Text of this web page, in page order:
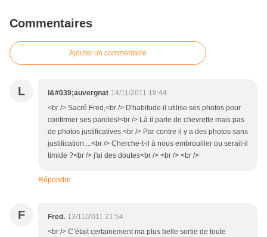
Commentaires
Ajouter un commentaire
L l&#039;auvergnat 14/11/2011 18:44
<br /> Sacré Fred,<br /> D'habitude il utilise ses photos pour
confirmer ses paroles!<br /> Là il parle de chevrette mais pas
de photos justificatives.<br /> Par contre il y a des photos sans
justification....<br /> Cherche-t-il à nous embrouiller ou serait-il
timide ?<br /> j'ai des doutes<br /> <br /> <br />
Répondre
F Fred. 13/11/2011 21:54
<br /> C’était certainement ma plus belle sortie de toute